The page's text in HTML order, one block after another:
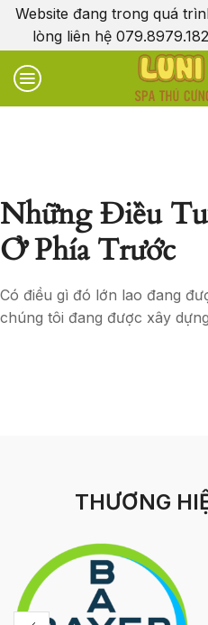
Website đang trong quá
lòng liên hệ
Những Điều
Ở Phía Trước
Có điều gì đó lớn lao đang
chúng tôi đang được xây
THƯƠNG